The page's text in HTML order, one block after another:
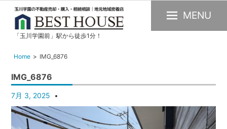
玉
川
園
の
不
動
「玉川学園前」駅から徒歩1分！
MENU
Home IMG_6876
IMG_6876
7月 3, 2025